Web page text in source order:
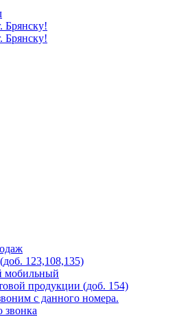
Брянску!
Брянску!
123,108,135)
мобильный
продукции (доб. 154)
с данного номера.
звонка